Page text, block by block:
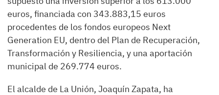
euros, financiada con 343.883,15 euros
procedentes de los fondos europeos Next
Generation EU, dentro del Plan de Recuperación,
Transformación y Resiliencia, y una aportación
municipal de 269.774 euros.
El alcalde de La Unión, Joaquín Zapata, ha